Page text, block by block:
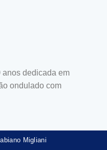
anos dedicada em
ondulado com
Migliani